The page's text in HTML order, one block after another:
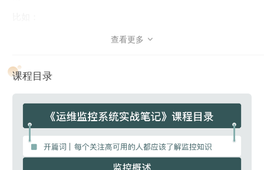
通过监控我们可以了解数据趋势，知道系统在未来的某个时
通过监控我们可以了解系统的水位情况，为服务扩缩容提供
数据支撑。
通过监控我们可以给系统把脉，感知到哪里需要优化，比如
通过监控我们还可以洞察业务，提供业务决策的数据依据，
查看更多 
课程目录